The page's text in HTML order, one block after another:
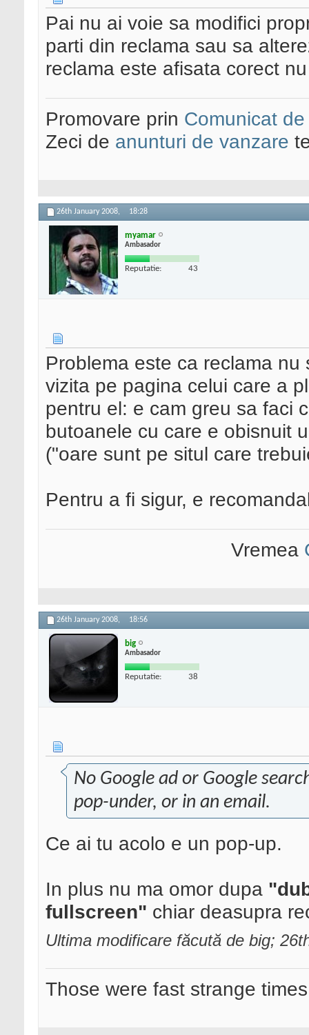
Pai nu ai voie sa modifici
parti din reclama sau sa
reclama este afisata corect
Promovare prin Comunicat
Zeci de anunturi de vanzare
26th January 2008, 18:28
myamar
Ambasador
Reputatie: 43
Problema este ca reclama
vizita pe pagina celui care a
pentru el: e cam greu sa faci
butoanele cu care e obisnuit
("oare sunt pe situl care
Pentru a fi sigur, e
Vremea
26th January 2008, 18:56
big
Ambasador
Reputatie: 38
No Google ad or Google
pop-under, or in an email.
Ce ai tu acolo e un pop-up.
In plus nu ma omor dupa
fullscreen" chiar deasupra
Ultima modificare făcută de big;
Those were fast strange